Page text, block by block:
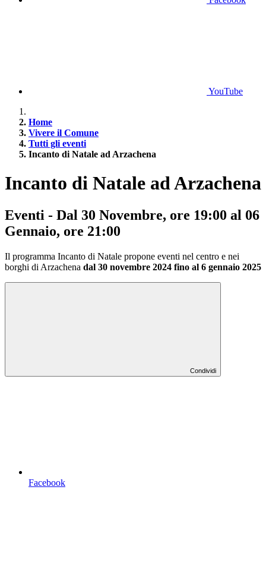
YouTube
Home
Vivere il Comune
Tutti gli eventi
Incanto di Natale ad Arzachena
Incanto di Natale ad Arzachena
Eventi - Dal 30 Novembre, ore 19:00 al 06
Gennaio, ore 21:00
Il programma Incanto di Natale propone eventi nel centro e nei
borghi di Arzachena dal 30 novembre 2024 fino al 6 gennaio 2025
Condividi
Facebook